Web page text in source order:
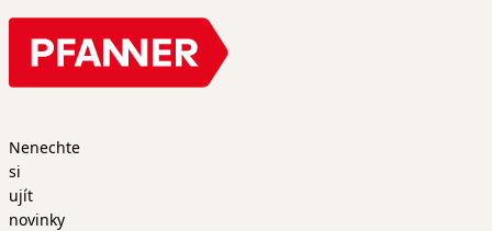
Nenechte
si
ujít
novinky